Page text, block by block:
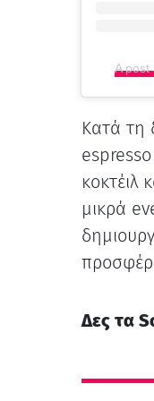
A post
Κατά τη
κοκτέιλ
μικρά
Δες τα